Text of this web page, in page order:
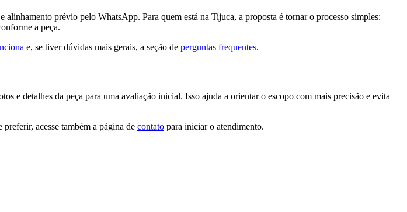
alinhamento prévio pelo WhatsApp. Para quem está na Tijuca, a proposta é tornar o processo simples:
a peça.
e, se tiver dúvidas mais gerais, a seção de perguntas frequentes.
e detalhes da peça para uma avaliação inicial. Isso ajuda a orientar o escopo com mais precisão e evita
acesse também a página de contato para iniciar o atendimento.